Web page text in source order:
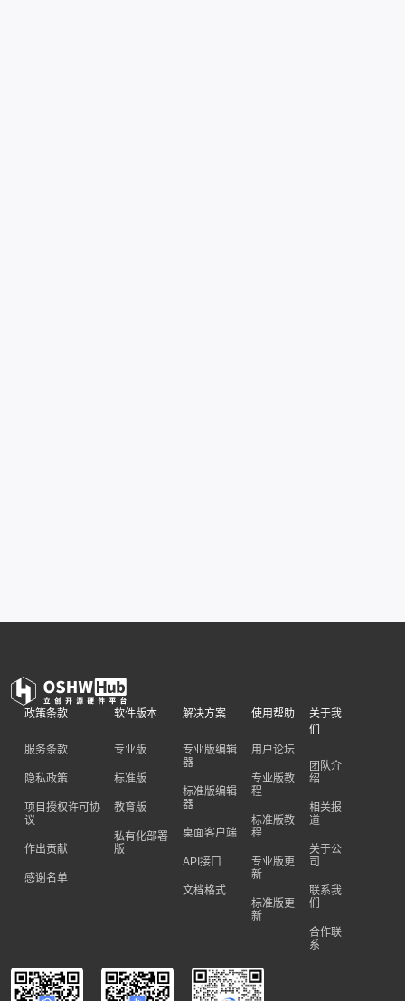
政策条款
服务条款
隐私政策
项目授权许可协
议
作出贡献
感谢名单
软件版本
专业版
标准版
教育版
私有化部署
版
解决方案
专业版编辑
器
标准版编辑
器
桌面客户端
API接口
文档格式
使用帮助
用户论坛
专业版教
程
标准版教
程
专业版更
新
标准版更
新
关于我
们
团队介
绍
相关报
道
关于公
司
联系我
们
合作联
系